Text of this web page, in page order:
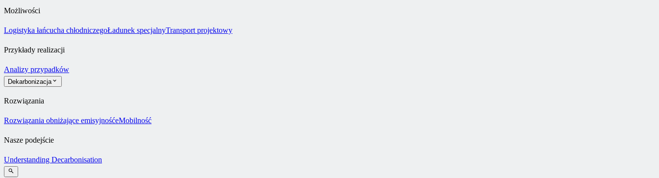
Możliwości
Logistyka łańcucha chłodniczegoŁadunek specjalnyTransport projektowy
Przykłady realizacji
Analizy przypadków
Dekarbonizacja
Rozwiązania
Rozwiązania obniżające emisyjnośćeMobilność
Nasze podejście
Understanding Decarbonisation